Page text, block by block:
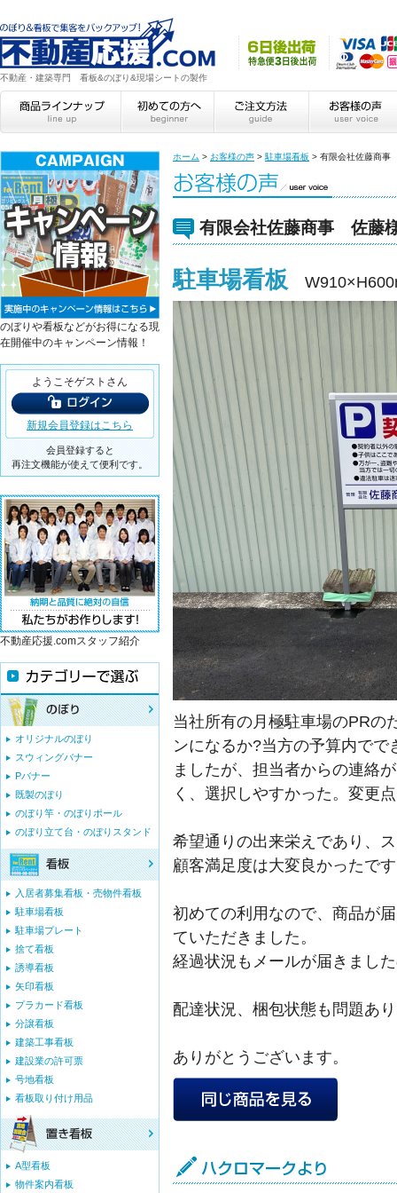
不動産・建築専門 看板&のぼり&現場シートの製作
ホーム > お客様の声 > 駐車場看板 > 有限会社佐藤商
有限会社佐藤商事 佐藤
駐車場看板
当社所有の月極駐車場のPRの
ンになるか?当方の予算内で
ましたが、担当者からの連絡
く、選択しやすかった。変更
希望通りの出来栄えであり、
顧客満足度は大変良かったで
初めての利用なので、商品が
ていただきました。
経過状況もメールが届きまし
配達状況、梱包状態も問題あ
ありがとうございます。
のぼりや看板などがお得になる現
在開催中のキャンペーン情報！
ようこそゲストさん
新規会員登録はこちら
会員登録すると
再注文機能が使えて便利です。
不動産応援.comスタッフ紹介
オリジナルのぼり
スウィングバナー
Pバナー
既製のぼり
のぼり竿・のぼりポール
のぼり立て台・のぼりスタンド
入居者募集看板・売物件看板
駐車場看板
駐車場プレート
捨て看板
誘導看板
矢印看板
プラカード看板
分譲看板
建築工事看板
建設業の許可票
号地看板
看板取り付け用品
A型看板
物件案内看板